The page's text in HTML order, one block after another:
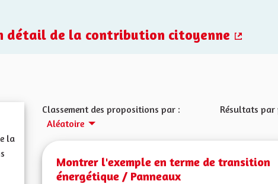
détail de la contribution citoyenne
la
Classement des propositions par :
Aléatoire
Résultats par
Montrer l'exemple en terme de transition
énergétique / Panneaux